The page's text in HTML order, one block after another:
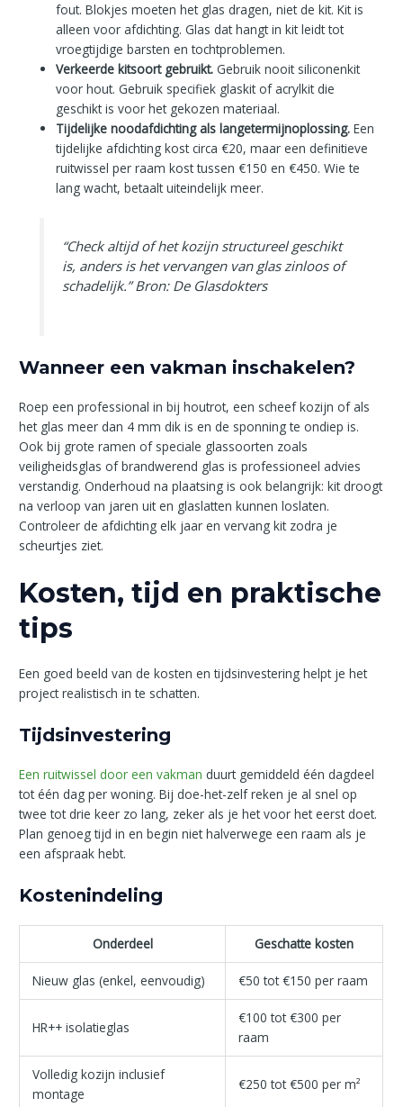
fout. Blokjes moeten het glas dragen, niet de kit. Kit is
alleen voor afdichting. Glas dat hangt in kit leidt tot
vroegtijdige barsten en tochtproblemen.
Verkeerde kitsoort gebruikt. Gebruik nooit siliconenkit
voor hout. Gebruik specifiek glaskit of acrylkit die
geschikt is voor het gekozen materiaal.
Tijdelijke noodafdichting als langetermijnoplossing. Een
tijdelijke afdichting kost circa €20, maar een definitieve
ruitwissel per raam kost tussen €150 en €450. Wie te
lang wacht, betaalt uiteindelijk meer.
“Check altijd of het kozijn structureel geschikt
is, anders is het vervangen van glas zinloos of
schadelijk.” Bron: De Glasdokters
Wanneer een vakman inschakelen?
Roep een professional in bij houtrot, een scheef kozijn of als
het glas meer dan 4 mm dik is en de sponning te ondiep is.
Ook bij grote ramen of speciale glassoorten zoals
veiligheidsglas of brandwerend glas is professioneel advies
verstandig. Onderhoud na plaatsing is ook belangrijk: kit droogt
na verloop van jaren uit en glaslatten kunnen loslaten.
Controleer de afdichting elk jaar en vervang kit zodra je
scheurtjes ziet.
Kosten, tijd en praktische
tips
Een goed beeld van de kosten en tijdsinvestering helpt je het
project realistisch in te schatten.
Tijdsinvestering
Een ruitwissel door een vakman duurt gemiddeld één dagdeel
tot één dag per woning. Bij doe-het-zelf reken je al snel op
twee tot drie keer zo lang, zeker als je het voor het eerst doet.
Plan genoeg tijd in en begin niet halverwege een raam als je
een afspraak hebt.
Kostenindeling
Onderdeel Geschatte kosten
Nieuw glas (enkel, eenvoudig) €50 tot €150 per raam
HR++ isolatieglas
€100 tot €300 per
raam
Volledig kozijn inclusief
montage
€250 tot €500 per m²